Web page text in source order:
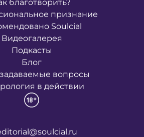
благотворить?
признание
Soulcial
Видеогалерея
Подкасты
Блог
вопросы
в действии